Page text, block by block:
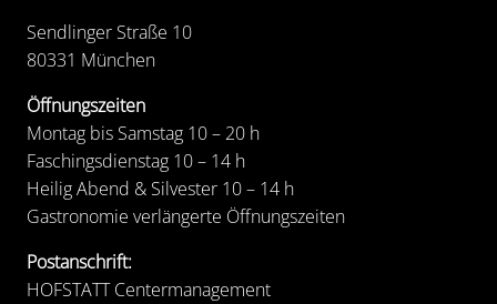
Sendlinger Straße 10
80331 München
Öffnungszeiten
Montag bis Samstag 10 – 20 h
Faschingsdienstag 10 – 14 h
Heilig Abend & Silvester 10 – 14 h
Gastronomie verlängerte Öffnungszeiten
Postanschrift:
HOFSTATT Centermanagement